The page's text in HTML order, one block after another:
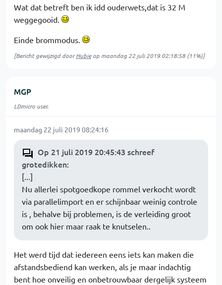
Wat dat betreft ben ik idd ouderwets,dat is 32 M
weggegooid.
Einde brommodus.
[Bericht gewijzigd doorHubieop maandag 22 juli 2019 02:18:58(11%)]
MGP
LDmicro user.
maandag 22 juli 2019 08:24:16
Op 21 juli 2019 20:45:43 schreef
grotedikken:
[...]
Nu allerlei spotgoedkope rommel verkocht wordt
via parallelimport en er schijnbaar weinig controle
is , behalve bij problemen, is de verleiding groot
om ook hier maar raak te knutselen..
Het werd tijd dat iedereen eens iets kan maken die
afstandsbediend kan werken, als je maar indachtig
bent hoe onveilig en onbetrouwbaar dergelijk systeem